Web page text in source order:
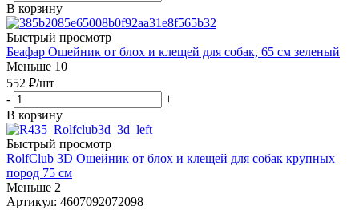
В корзину
Быстрый просмотр
Беафар Ошейник от блох и клещей для собак, 65 см зеленый
Меньше 10
552 ₽/шт
-
+
В корзину
Быстрый просмотр
RolfClub 3D Ошейник от блох и клещей для собак крупных
пород 75 см
Меньше 2
Артикул: 4607092072098